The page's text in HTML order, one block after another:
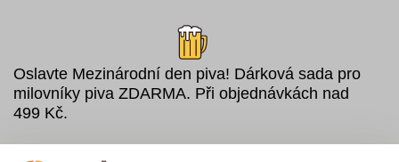
Oslavte Mezinárodní den piva! Dárková sada pro
milovníky piva ZDARMA. Při objednávkách nad
499 Kč.